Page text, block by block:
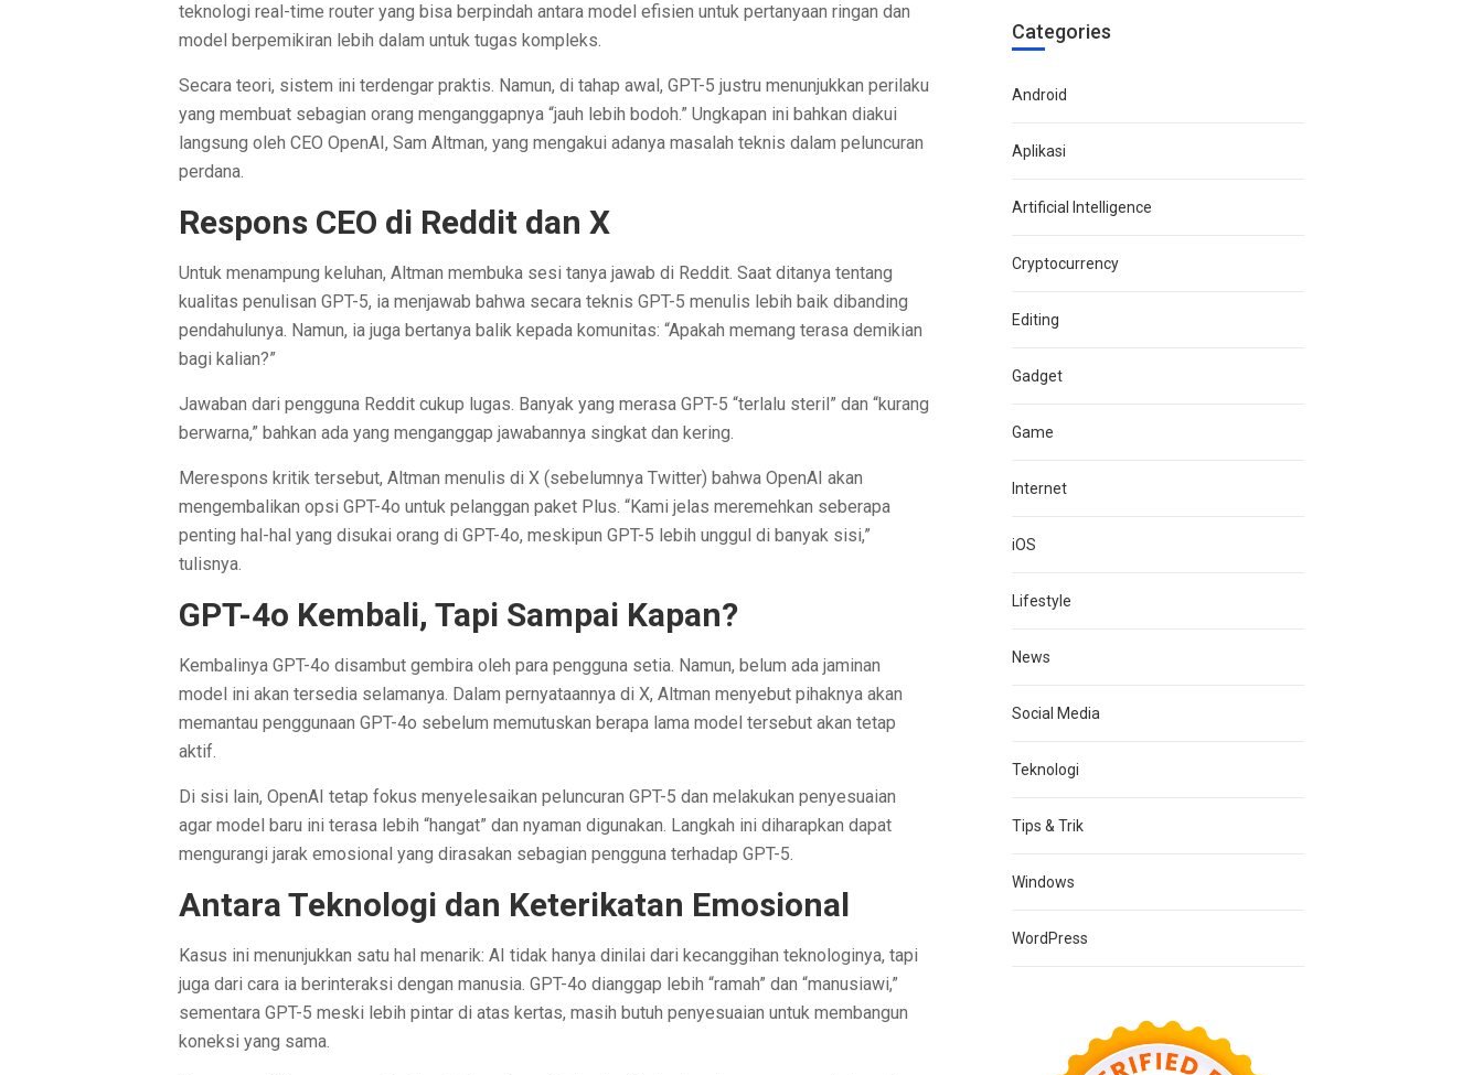
teknologi real-time router yang bisa berpindah antara model efisien untuk pertanyaan ringan dan
model berpemikiran lebih dalam untuk tugas kompleks.
Secara teori, sistem ini terdengar praktis. Namun, di tahap awal, GPT-5 justru menunjukkan perilaku
yang membuat sebagian orang menganggapnya “jauh lebih bodoh.” Ungkapan ini bahkan diakui
langsung oleh CEO OpenAI, Sam Altman, yang mengakui adanya masalah teknis dalam peluncuran
perdana.
Respons CEO di Reddit dan X
Untuk menampung keluhan, Altman membuka sesi tanya jawab di Reddit. Saat ditanya tentang
kualitas penulisan GPT-5, ia menjawab bahwa secara teknis GPT-5 menulis lebih baik dibanding
pendahulunya. Namun, ia juga bertanya balik kepada komunitas: “Apakah memang terasa demikian
bagi kalian?”
Jawaban dari pengguna Reddit cukup lugas. Banyak yang merasa GPT-5 “terlalu steril” dan “kurang
berwarna,” bahkan ada yang menganggap jawabannya singkat dan kering.
Merespons kritik tersebut, Altman menulis di X (sebelumnya Twitter) bahwa OpenAI akan
mengembalikan opsi GPT-4o untuk pelanggan paket Plus. “Kami jelas meremehkan seberapa
penting hal-hal yang disukai orang di GPT-4o, meskipun GPT-5 lebih unggul di banyak sisi,”
tulisnya.
GPT-4o Kembali, Tapi Sampai Kapan?
Kembalinya GPT-4o disambut gembira oleh para pengguna setia. Namun, belum ada jaminan
model ini akan tersedia selamanya. Dalam pernyataannya di X, Altman menyebut pihaknya akan
memantau penggunaan GPT-4o sebelum memutuskan berapa lama model tersebut akan tetap
aktif.
Di sisi lain, OpenAI tetap fokus menyelesaikan peluncuran GPT-5 dan melakukan penyesuaian
agar model baru ini terasa lebih “hangat” dan nyaman digunakan. Langkah ini diharapkan dapat
mengurangi jarak emosional yang dirasakan sebagian pengguna terhadap GPT-5.
Antara Teknologi dan Keterikatan Emosional
Kasus ini menunjukkan satu hal menarik: AI tidak hanya dinilai dari kecanggihan teknologinya, tapi
juga dari cara ia berinteraksi dengan manusia. GPT-4o dianggap lebih “ramah” dan “manusiawi,”
sementara GPT-5 meski lebih pintar di atas kertas, masih butuh penyesuaian untuk membangun
koneksi yang sama.
Categories
Android
Aplikasi
Artificial Intelligence
Cryptocurrency
Editing
Gadget
Game
Internet
iOS
Lifestyle
News
Social Media
Teknologi
Tips & Trik
Windows
WordPress